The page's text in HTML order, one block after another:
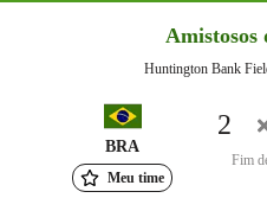
Amistosos
Huntington Bank
BRA
Meu time
2
Fim